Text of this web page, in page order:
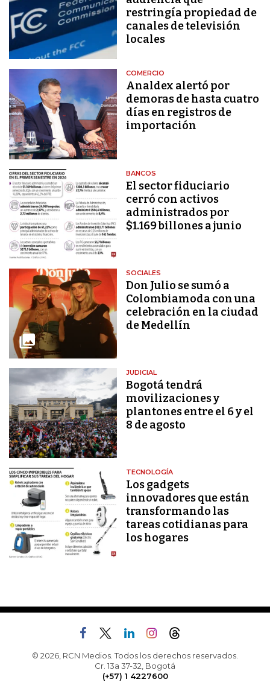
restringía propiedad de
canales de televisión
locales
COMERCIO
Analdex alertó por
demoras de hasta cuatro
días en registros de
importación
BANCOS
El sector fiduciario
cerró con activos
administrados por
$1.169 billones a junio
SOCIALES
Don Julio se sumó a
Colombiamoda con una
celebración en la ciudad
de Medellín
JUDICIAL
Bogotá tendrá
movilizaciones y
plantones entre el 6 y el
8 de agosto
TECNOLOGÍA
Los gadgets
innovadores que están
transformando las
tareas cotidianas para
los hogares
© 2026, RCN Medios. Todos los derechos reservados.
Cr. 13a 37-32, Bogotá
(+57) 1 4227600